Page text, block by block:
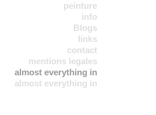
peinture
info
Blogs
links
contact
mentions legales
almost everything in
a chronological
almost everything in